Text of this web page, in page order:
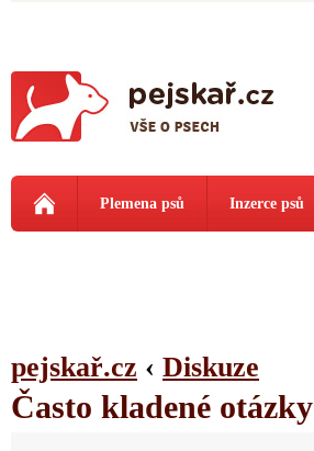
Plemena psů Inzerce psů
pejskař.cz ‹ Diskuze
Často kladené otázky